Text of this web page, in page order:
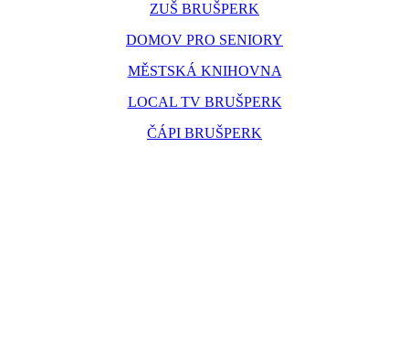
ZUŠ BRUŠPERK
DOMOV PRO SENIORY
MĚSTSKÁ KNIHOVNA
LOCAL TV BRUŠPERK
ČÁPI BRUŠPERK